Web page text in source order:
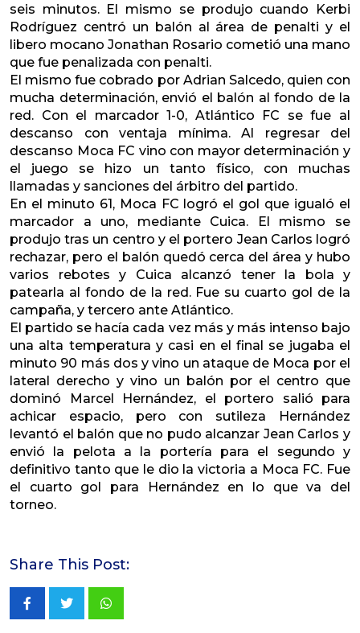
seis minutos. El mismo se produjo cuando Kerbi
Rodríguez centró un balón al área de penalti y el
libero mocano Jonathan Rosario cometió una mano
que fue penalizada con penalti.
El mismo fue cobrado por Adrian Salcedo, quien con
mucha determinación, envió el balón al fondo de la
red. Con el marcador 1-0, Atlántico FC se fue al
descanso con ventaja mínima. Al regresar del
descanso Moca FC vino con mayor determinación y
el juego se hizo un tanto físico, con muchas
llamadas y sanciones del árbitro del partido.
En el minuto 61, Moca FC logró el gol que igualó el
marcador a uno, mediante Cuica. El mismo se
produjo tras un centro y el portero Jean Carlos logró
rechazar, pero el balón quedó cerca del área y hubo
varios rebotes y Cuica alcanzó tener la bola y
patearla al fondo de la red. Fue su cuarto gol de la
campaña, y tercero ante Atlántico.
El partido se hacía cada vez más y más intenso bajo
una alta temperatura y casi en el final se jugaba el
minuto 90 más dos y vino un ataque de Moca por el
lateral derecho y vino un balón por el centro que
dominó Marcel Hernández, el portero salió para
achicar espacio, pero con sutileza Hernández
levantó el balón que no pudo alcanzar Jean Carlos y
envió la pelota a la portería para el segundo y
definitivo tanto que le dio la victoria a Moca FC. Fue
el cuarto gol para Hernández en lo que va del
torneo.
Share This Post:
Whatsapp